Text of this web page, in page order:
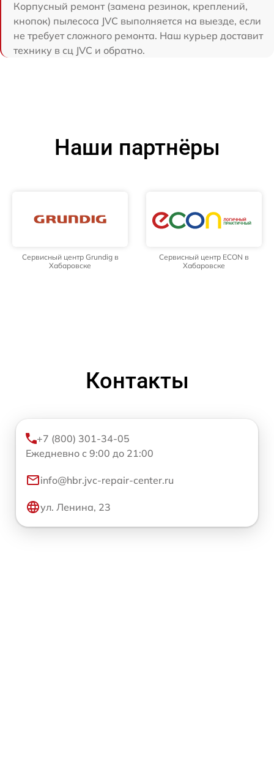
Корпусный ремонт (замена резинок, креплений,
кнопок) пылесоса JVC выполняется на выезде, если
не требует сложного ремонта. Наш курьер доставит
технику в сц JVC и обратно.
Наши партнёры
Сервисный центр Grundig в
Хабаровске
Сервисный центр ECON в
Хабаровске
Контакты
+7 (800) 301-34-05
Ежедневно с 9:00 до 21:00
info@hbr.jvc-repair-center.ru
ул. Ленина, 23